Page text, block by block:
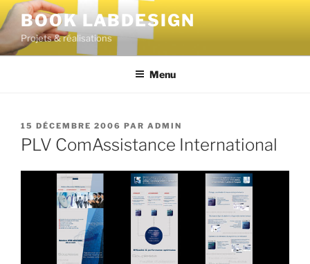
BOOK LABDESIGN
Projets & réalisations
Menu
15 DÉCEMBRE 2006 PAR ADMIN
PLV ComAssistance International